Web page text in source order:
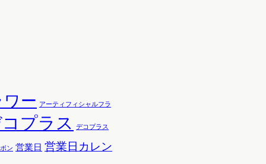
ー アーティフィシャルフラ
プラス デコプラス
ン 営業日 営業日カレン